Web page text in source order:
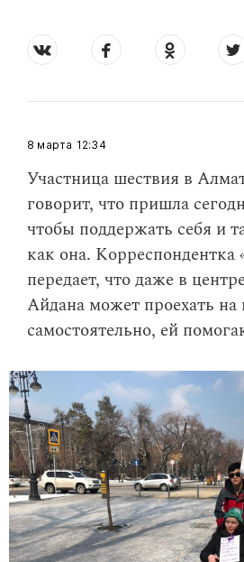
12:34
8 марта
Участница шествия в
говорит, что пришла
чтобы поддержать себя и
как она.
передает, что даже в
Айдана может проехать на
самостоятельно, ей